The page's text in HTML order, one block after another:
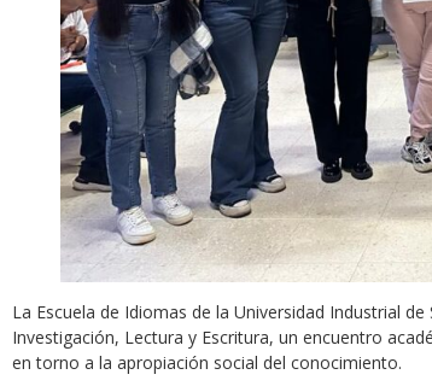
La Escuela de Idiomas de la Universidad Industrial
Investigación, Lectura y Escritura, un encuentro
en torno a la apropiación social del conocimiento.